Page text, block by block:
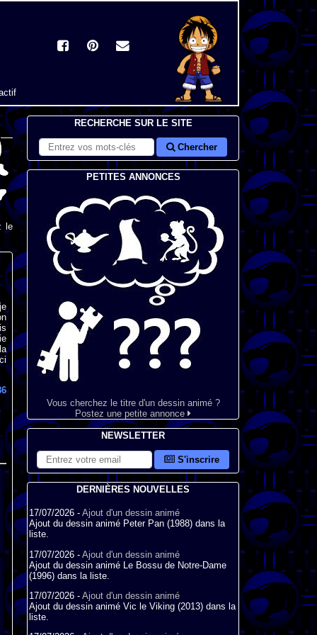
le
RECHERCHE SUR LE SITE
Chercher
PETITES ANNONCES
Vous cherchez le titre d'un dessin animé ?
Postez une petite annonce
NEWSLETTER
S'inscrire
DERNIÈRES NOUVELLES
17/07/2026 - Ajout d'un dessin animé
Ajout du dessin animé Peter Pan (1988) dans la
liste.
17/07/2026 - Ajout d'un dessin animé
Ajout du dessin animé Le Bossu de Notre-Dame
(1996) dans la liste.
17/07/2026 - Ajout d'un dessin animé
Ajout du dessin animé Vic le Viking (2013) dans la
liste.